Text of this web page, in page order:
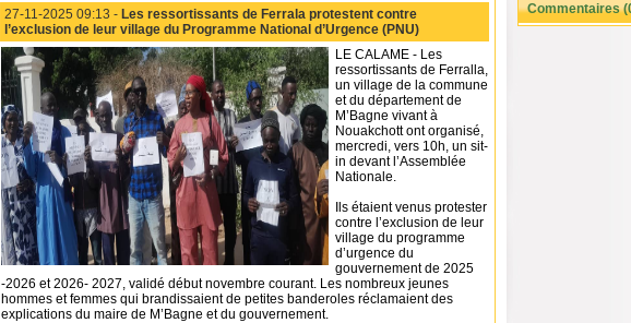
27-11-2025 09:13 - Les ressortissants de Ferrala protestent contre
l’exclusion de leur village du Programme National d’Urgence (PNU)
LE CALAME - Les
ressortissants de Ferralla,
un village de la commune
et du département de
M’Bagne vivant à
Nouakchott ont organisé,
mercredi, vers 10h, un sit-
in devant l’Assemblée
Nationale.
Ils étaient venus protester
contre l’exclusion de leur
village du programme
d’urgence du
gouvernement de 2025
-2026 et 2026- 2027, validé début novembre courant. Les nombreux jeunes
hommes et femmes qui brandissaient de petites banderoles réclamaient des
explications du maire de M’Bagne et du gouvernement.
Commentaires